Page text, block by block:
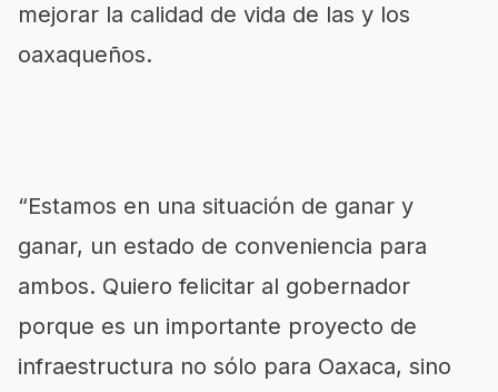
mejorar la calidad de vida de las y los
oaxaqueños.
“Estamos en una situación de ganar y
ganar, un estado de conveniencia para
ambos. Quiero felicitar al gobernador
porque es un importante proyecto de
infraestructura no sólo para Oaxaca, sino